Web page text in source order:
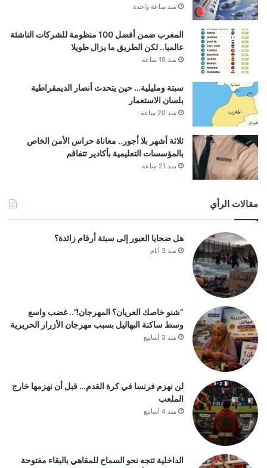
منذ ساعة واحدة
المغرب ضمن أفضل 100 منظومة للشركات الناشئة
عالميا.. لكن الطريق ما يزال طويلا
منذ 19 ساعة
سبتة ومليلية… حين يتحدث أنصار الديمقراطية
بلسان الاستعمار
منذ 20 ساعة
ثلاثة أشهر بلا أجور.. معاناة حراس الأمن الخاص
بالمؤسسات التعليمية بأكادير تتفاقم
منذ 21 ساعة
مقالات الرأي
هل ضحايا العبور إلى سبتة أرقام زائدة؟
منذ 3 أيام
“شنو خاصك العريان؟ المهرجان!”.. غضب واسع
وسط ساكنة البهاليل بسبب مهرجان الأزرار الحريرية
منذ 3 أسابيع
لن نهزم فرنسا في كرة القدم… قبل أن نهزمها خارج
الملعب
منذ 4 أسابيع
الداخلية تتجه نحو السماح للمقاهي بالبقاء مفتوحة